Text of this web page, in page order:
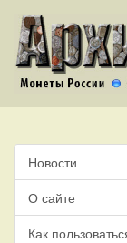
Новости
О сайте
Как